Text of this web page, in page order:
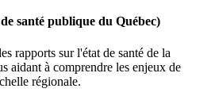
santé publique du Québec)
rapports sur l'état de santé de la
aidant à comprendre les enjeux de
régionale.